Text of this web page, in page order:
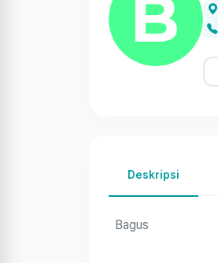
Deskripsi
Bagus